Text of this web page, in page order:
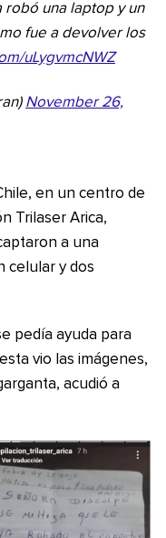
robó una laptop y un
fue a devolver los
uLygvmcNWZ
November 26,
en un centro de
Trilaser Arica,
a una
celular y dos
pedía ayuda para
vio las imágenes,
acudió a